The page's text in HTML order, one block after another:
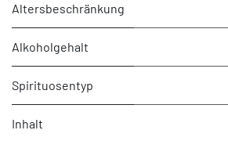
Altersbeschränkung
Alkoholgehalt
Spirituosentyp
Inhalt